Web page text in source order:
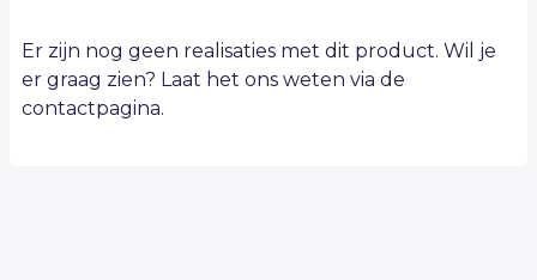
Er zijn nog geen realisaties met dit product. Wil je
er graag zien? Laat het ons weten via de
contactpagina.